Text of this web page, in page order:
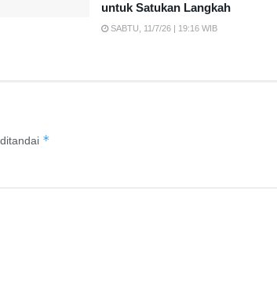
untuk Satukan Langkah
SABTU, 11/7/26 | 19:16 WIB
*